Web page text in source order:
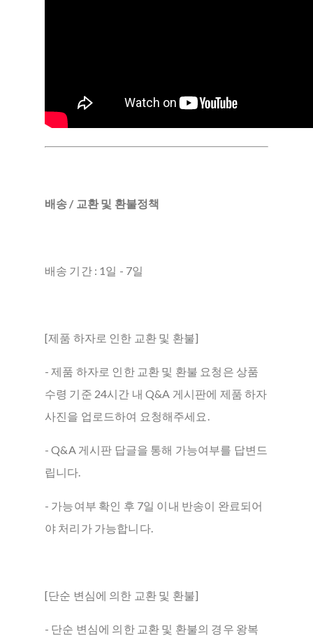
배송 / 교환 및 환불정책
배송 기간 : 1일 - 7일
[제품 하자로 인한 교환 및 환불]
- 제품 하자로 인한 교환 및 환불 요청은 상품
수령 기준 24시간 내 Q&A 게시판에 제품 하자
사진을 업로드하여 요청해주세요.
- Q&A 게시판 답글을 통해 가능여부를 답변드
립니다.
- 가능여부 확인 후 7일 이내 반송이 완료되어
야 처리가 가능합니다.
[단순 변심에 의한 교환 및 환불]
- 단순 변심에 의한 교환 및 환불의 경우 왕복